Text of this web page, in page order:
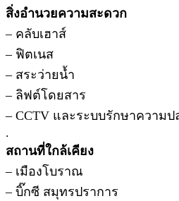
สิ่งอำนวยความสะดวก
– คลับเฮาส์
– ฟิตเนส
– สระว่ายน้ำ
– ลิฟต์โดยสาร
– CCTV และระบบรักษาความ
.
สถานที่ใกล้เคียง
– เมืองโบราณ
– บิ๊กซี สมุทรปราการ